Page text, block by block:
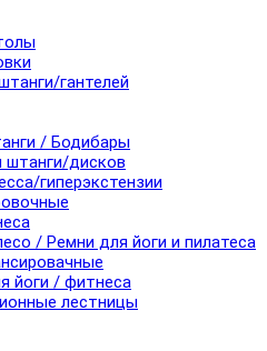
гантелей
/ Бодибары
штанги/дисков
гиперэкстензии
/ Ремни для йоги и пилатеса
йоги / фитнеса
лестницы